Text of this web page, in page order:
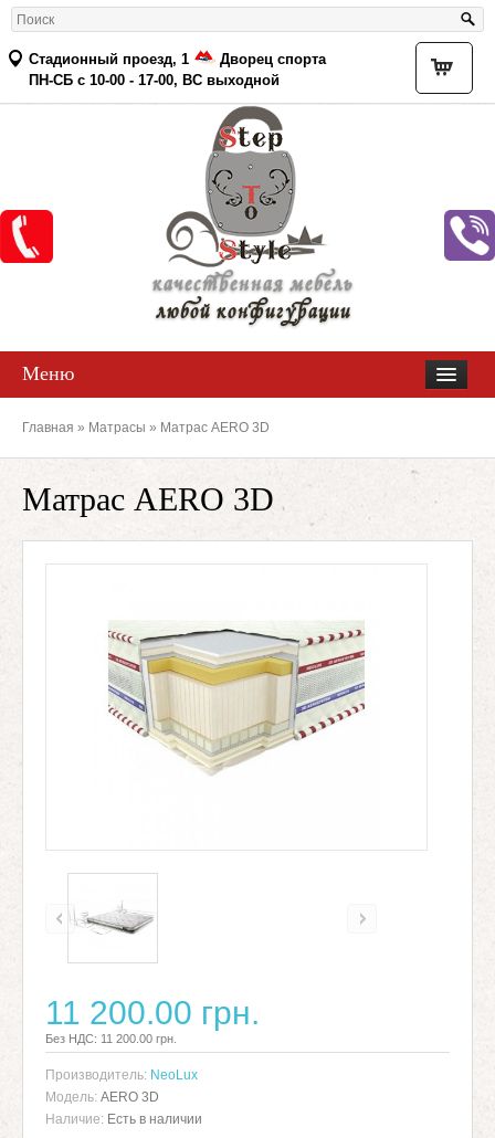
Стадионный проезд, 1
Дворец спорта
ПН-СБ с 10-00 - 17-00, ВС выходной
качественная мебель
любой конфигурации
Меню
Главная » Матрасы » Матрас AERO 3D
Матрас AERO 3D
11 200.00 грн.
Без НДС: 11 200.00 грн.
Производитель: NeoLux
Модель: AERO 3D
Наличие: Есть в наличии